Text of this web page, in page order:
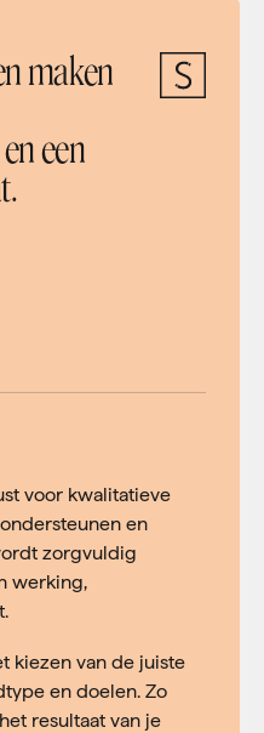
maken
een
voor kwalitatieve
en
zorgvuldig
werking,
kiezen van de juiste
en doelen. Zo
resultaat van je